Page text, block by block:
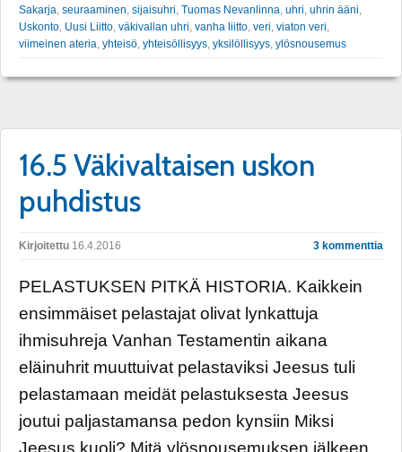
Sakarja, seuraaminen, sijaisuhri, Tuomas Nevanlinna, uhri, uhrin ääni,
Uskonto, Uusi Liitto, väkivallan uhri, vanha liitto, veri, viaton veri,
viimeinen ateria, yhteisö, yhteisöllisyys, yksilöllisyys, ylösnousemus
16.5 Väkivaltaisen uskon
puhdistus
Kirjoitettu 16.4.2016 3 kommenttia
PELASTUKSEN PITKÄ HISTORIA. Kaikkein
ensimmäiset pelastajat olivat lynkattuja
ihmisuhreja Vanhan Testamentin aikana
eläinuhrit muuttuivat pelastaviksi Jeesus tuli
pelastamaan meidät pelastuksesta Jeesus
joutui paljastamansa pedon kynsiin Miksi
Jeesus kuoli? Mitä ylösnousemuksen jälkeen